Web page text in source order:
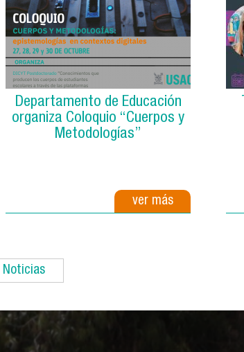
Departamento de Educación
organiza Coloquio “Cuerpos y
Metodologías”
ver más
Noticias